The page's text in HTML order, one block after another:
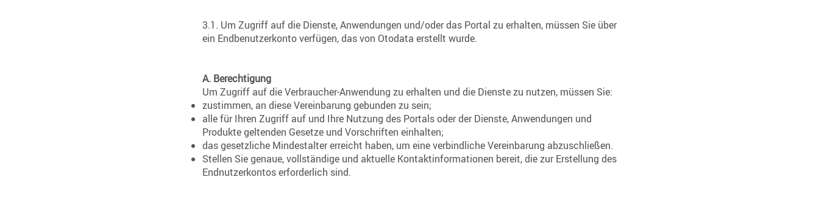
3.1. Um Zugriff auf die Dienste, Anwendungen und/oder das Portal zu erhalten, müssen Sie über
ein Endbenutzerkonto verfügen, das von Otodata erstellt wurde.
A. Berechtigung
Um Zugriff auf die Verbraucher-Anwendung zu erhalten und die Dienste zu nutzen, müssen Sie:
zustimmen, an diese Vereinbarung gebunden zu sein;
alle für Ihren Zugriff auf und Ihre Nutzung des Portals oder der Dienste, Anwendungen und
Produkte geltenden Gesetze und Vorschriften einhalten;
das gesetzliche Mindestalter erreicht haben, um eine verbindliche Vereinbarung abzuschließen.
Stellen Sie genaue, vollständige und aktuelle Kontaktinformationen bereit, die zur Erstellung des
Endnutzerkontos erforderlich sind.